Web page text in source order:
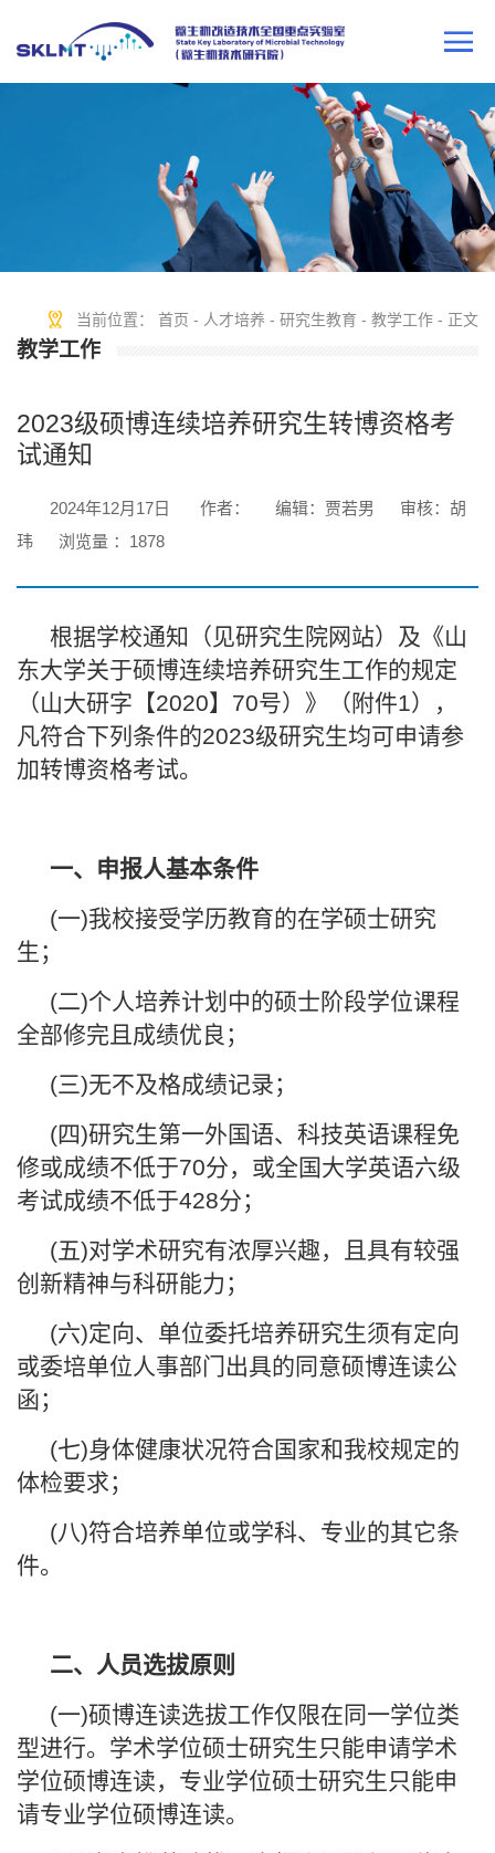
当前位置： 首页 - 人才培养 - 研究生教育 - 教学工作 - 正文
教学工作
2023级硕博连续培养研究生转博资格考
试通知
2024年12月17日 作者： 编辑：贾若男
审核：胡
玮
浏览量 ： 1878
根据学校通知（见研究生院网站）及《山
东大学关于硕博连续培养研究生工作的规定
（山大研字【2020】70号）》（附件1），
凡符合下列条件的2023级研究生均可申请参
加转博资格考试。
一、 申报人基本条件
(一)我校接受学历教育的在学硕士研究
生；
(二)个人培养计划中的硕士阶段学位课程
全部修完且成绩优良；
(三)无不及格成绩记录；
(四)研究生第一外国语、科技英语课程免
修或成绩不低于70分，或全国大学英语六级
考试成绩不低于428分；
(五)对学术研究有浓厚兴趣，且具有较强
创新精神与科研能力；
(六)定向、单位委托培养研究生须有定向
或委培单位人事部门出具的同意硕博连读公
函；
(七)身体健康状况符合国家和我校规定的
体检要求；
(八)符合培养单位或学科、专业的其它条
件。
二、
人员选拔原则
(一)硕博连读选拔工作仅限在同一学位类
型进行。学术学位硕士研究生只能申请学术
学位硕博连读，专业学位硕士研究生只能申
请专业学位硕博连读。